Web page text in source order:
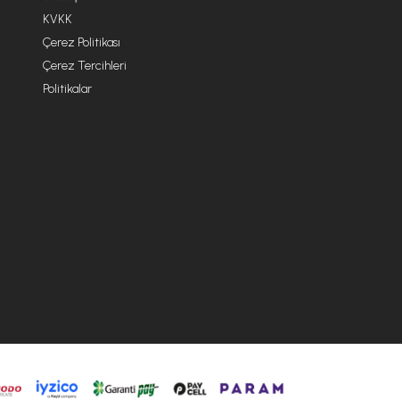
KVKK
Çerez Politikası
Çerez Tercihleri
Politikalar